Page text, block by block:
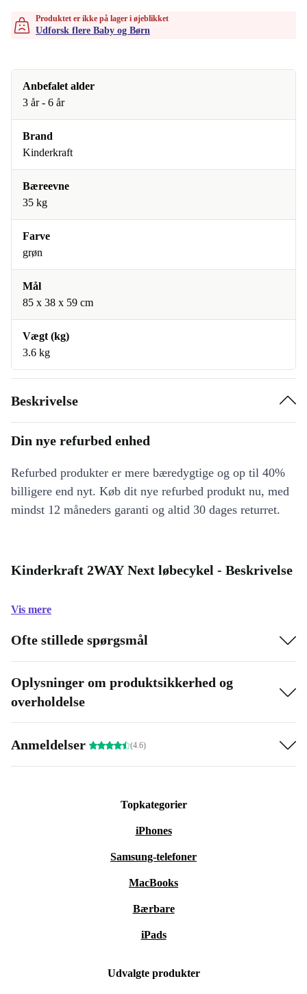
Produktet er ikke på lager i øjeblikket
Udforsk flere Baby og Børn
Anbefalet alder
3 år - 6 år
Brand
Kinderkraft
Bæreevne
35 kg
Farve
grøn
Mål
85 x 38 x 59 cm
Vægt (kg)
3.6 kg
Beskrivelse
Din nye refurbed enhed
Refurbed produkter er mere bæredygtige og op til 40%
billigere end nyt. Køb dit nye refurbed produkt nu, med
mindst 12 måneders garanti og altid 30 dages returret.
Kinderkraft 2WAY Next løbecykel - Beskrivelse
Vis mere
Ofte stillede spørgsmål
Oplysninger om produktsikkerhed og
overholdelse
Anmeldelser (4.6)
Topkategorier
iPhones
Samsung-telefoner
MacBooks
Bærbare
iPads
Udvalgte produkter